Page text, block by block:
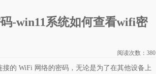
-win11系统如何查看wifi密
阅读次数： 380
的 WiFi 网络的密码，无论是为了在其他设备上